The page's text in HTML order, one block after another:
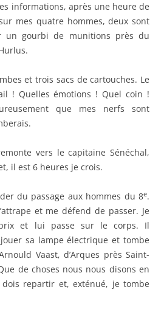
il est 6 heures je crois.
du passage aux hommes du 8e.
et me défend de passer. Je
sa lampe électrique et tombe
Vaast, d’Arques près Saint-
de choses nous nous disons en
repartir et, exténué, je tombe
le monde veille, baïonnette au
plaintes de blessés tombés entre
d’ailleurs est remplie de gens
soignent du mieux qu’ils
de sauver tout ce monde ; les
jamais ; heureux celui qui sera
plupart, sont destinés à mourir là.
Je lui remets mes munitions. Je